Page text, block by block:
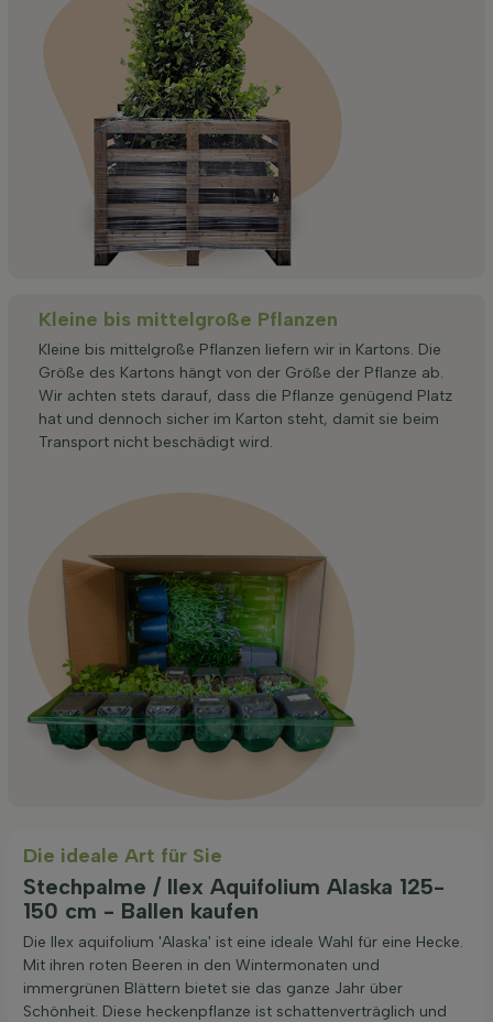
Kleine bis mittelgroße Pflanzen
Kleine bis mittelgroße Pflanzen liefern wir in Kartons. Die
Größe des Kartons hängt von der Größe der Pflanze ab.
Wir achten stets darauf, dass die Pflanze genügend Platz
hat und dennoch sicher im Karton steht, damit sie beim
Transport nicht beschädigt wird.
Die ideale Art für Sie
Stechpalme / Ilex Aquifolium Alaska 125-
150 cm - Ballen kaufen
Die Ilex aquifolium 'Alaska' ist eine ideale Wahl für eine Hecke.
Mit ihren roten Beeren in den Wintermonaten und
immergrünen Blättern bietet sie das ganze Jahr über
Schönheit. Diese heckenpflanze ist schattenverträglich und